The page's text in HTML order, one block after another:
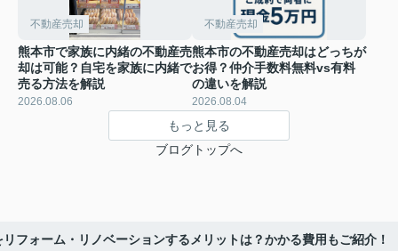
不動産売却
熊本市で家族に内緒の不動産売
却は可能？自宅を家族に内緒で
売る方法を解説
2026.08.06
不動産売却
熊本市の不動産売却はどっちが
お得？仲介手数料無料vs有料
の違いを解説
2026.08.04
もっと見る
ブログトップへ
フォーム・リノベーションするメリットは？かかる費用もご紹介！